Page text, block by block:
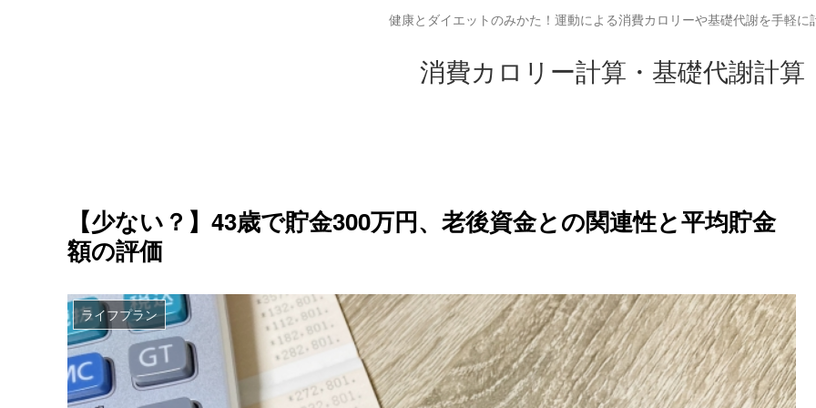
健康とダイエットのみかた！運動による消費カロリーや基礎代謝を手軽に
消費カロリー計算・基礎代謝計算
【少ない？】43歳で貯金300万円、老後資金との関連性と平均貯金
額の評価
ライフプラン